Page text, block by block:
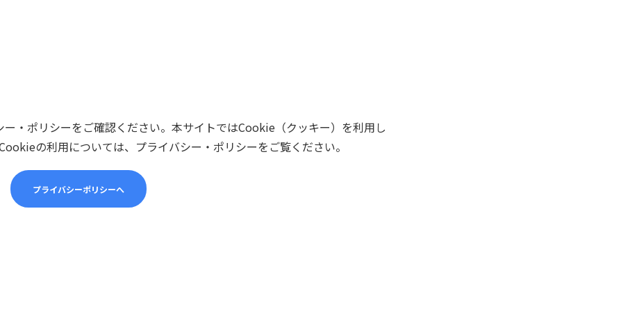
・ポリシーをご確認ください。本サイトではCookie（クッキー）を利用し
の利用については、プライバシー・ポリシーをご覧ください。
プライバシーポリシーへ